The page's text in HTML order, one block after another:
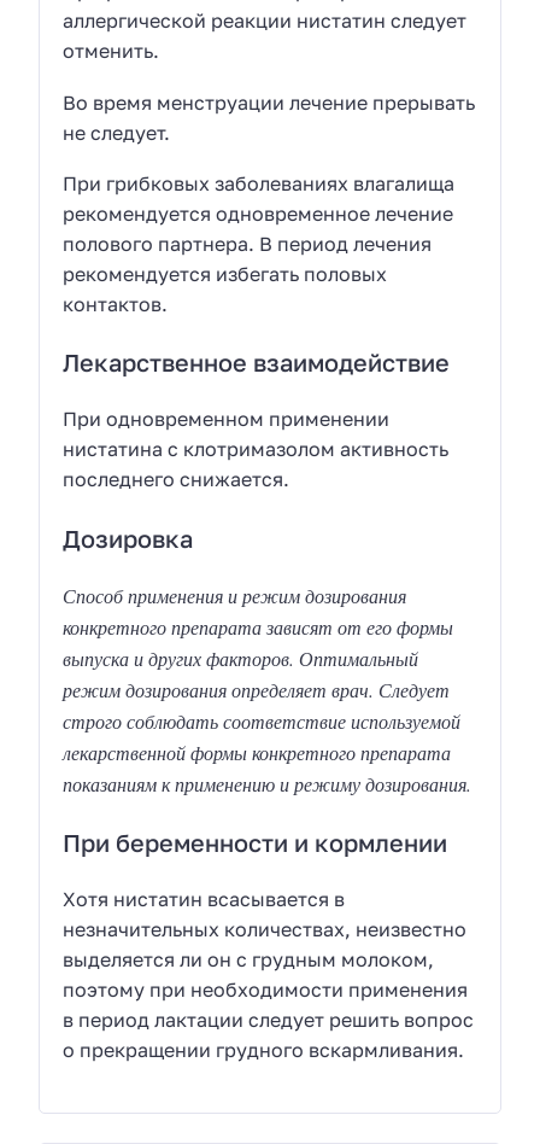
аллергической реакции нистатин следует
отменить.
Во время менструации лечение прерывать
не следует.
При грибковых заболеваниях влагалища
рекомендуется одновременное лечение
полового партнера. В период лечения
рекомендуется избегать половых
контактов.
Лекарственное взаимодействие
При одновременном применении
нистатина с клотримазолом активность
последнего снижается.
Дозировка
Способ применения и режим дозирования
конкретного препарата зависят от его формы
выпуска и других факторов. Оптимальный
режим дозирования определяет врач. Следует
строго соблюдать соответствие используемой
лекарственной формы конкретного препарата
показаниям к применению и режиму дозирования.
При беременности и кормлении
Хотя нистатин всасывается в
незначительных количествах, неизвестно
выделяется ли он с грудным молоком,
поэтому при необходимости применения
в период лактации следует решить вопрос
о прекращении грудного вскармливания.